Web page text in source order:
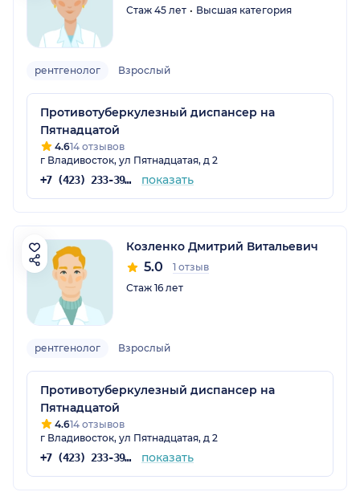
Стаж 45 лет
Высшая категория
рентгенолог Взрослый
Противотуберкулезный диспансер на
Пятнадцатой
4.614 отзывов
г Владивосток, ул Пятнадцатая, д 2
+7 (423) 233-39-64 показать
Козленко Дмитрий Витальевич
5.0
1 отзыв
Стаж 16 лет
рентгенолог Взрослый
Противотуберкулезный диспансер на
Пятнадцатой
4.614 отзывов
г Владивосток, ул Пятнадцатая, д 2
+7 (423) 233-39-64 показать